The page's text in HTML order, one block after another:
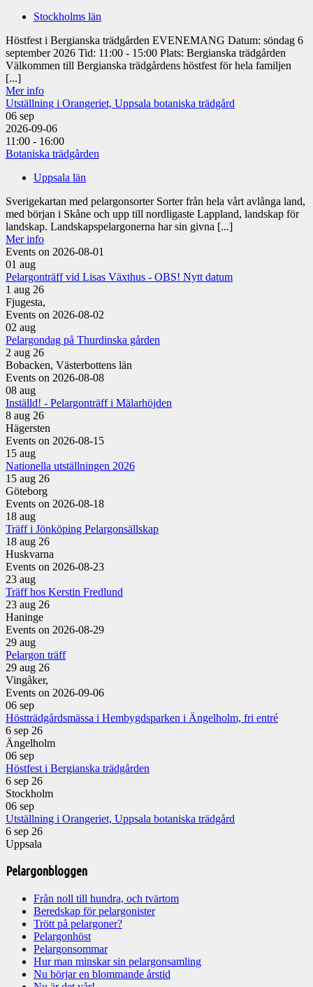
Stockholms län
Höstfest i Bergianska trädgården EVENEMANG Datum: söndag 6
september 2026 Tid: 11:00 - 15:00 Plats: Bergianska trädgården
Välkommen till Bergianska trädgårdens höstfest för hela familjen
[...]
Mer info
Utställning i Orangeriet, Uppsala botaniska trädgård
06 sep
2026-09-06
11:00 - 16:00
Botaniska trädgården
Uppsala län
Sverigekartan med pelargonsorter Sorter från hela vårt avlånga land,
med början i Skåne och upp till nordligaste Lappland, landskap för
landskap. Landskapspelargonerna har sin givna [...]
Mer info
Events on 2026-08-01
01 aug
Pelargonträff vid Lisas Växthus - OBS! Nytt datum
1 aug 26
Fjugesta,
Events on 2026-08-02
02 aug
Pelargondag på Thurdinska gården
2 aug 26
Bobacken, Västerbottens län
Events on 2026-08-08
08 aug
Inställd! - Pelargonträff i Mälarhöjden
8 aug 26
Hägersten
Events on 2026-08-15
15 aug
Nationella utställningen 2026
15 aug 26
Göteborg
Events on 2026-08-18
18 aug
Träff i Jönköping Pelargonsällskap
18 aug 26
Huskvarna
Events on 2026-08-23
23 aug
Träff hos Kerstin Fredlund
23 aug 26
Haninge
Events on 2026-08-29
29 aug
Pelargon träff
29 aug 26
Vingåker,
Events on 2026-09-06
06 sep
Höstträdgårdsmässa i Hembygdsparken i Ängelholm, fri entré
6 sep 26
Ängelholm
06 sep
Höstfest i Bergianska trädgården
6 sep 26
Stockholm
06 sep
Utställning i Orangeriet, Uppsala botaniska trädgård
6 sep 26
Uppsala
Pelargonbloggen
Från noll till hundra, och tvärtom
Beredskap för pelargonister
Trött på pelargoner?
Pelargonhöst
Pelargonsommar
Hur man minskar sin pelargonsamling
Nu börjar en blommande årstid